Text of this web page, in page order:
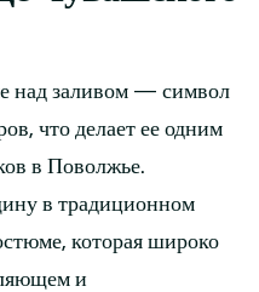
над заливом — символ
что делает ее одним
в Поволжье.
в традиционном
которая широко
и